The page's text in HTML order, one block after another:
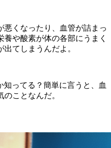
悪くなったり、血管が詰まっ
や酸素が体の各部にうまく
てしまうんだよ。
知ってる？簡単に言うと、血
ことなんだ。